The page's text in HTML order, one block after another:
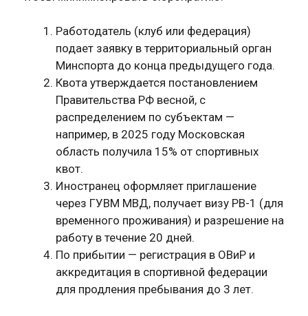
Работодатель (клуб или федерация)
подает заявку в территориальный орган
Минспорта до конца предыдущего года.
Квота утверждается постановлением
Правительства РФ весной, с
распределением по субъектам —
например, в 2025 году Московская
область получила 15% от спортивных
квот.
Иностранец оформляет приглашение
через ГУВМ МВД, получает визу РВ-1 (для
временного проживания) и разрешение на
работу в течение 20 дней.
По прибытии — регистрация в ОВиР и
аккредитация в спортивной федерации
для продления пребывания до 3 лет.